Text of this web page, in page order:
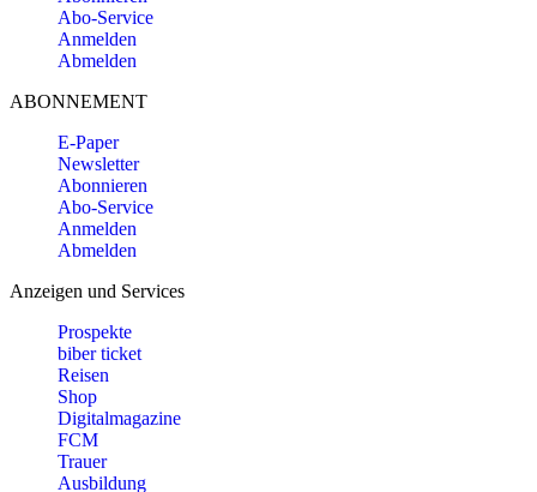
Abo-Service
Anmelden
Abmelden
ABONNEMENT
E-Paper
Newsletter
Abonnieren
Abo-Service
Anmelden
Abmelden
Anzeigen und Services
Prospekte
biber ticket
Reisen
Shop
Digitalmagazine
FCM
Trauer
Ausbildung